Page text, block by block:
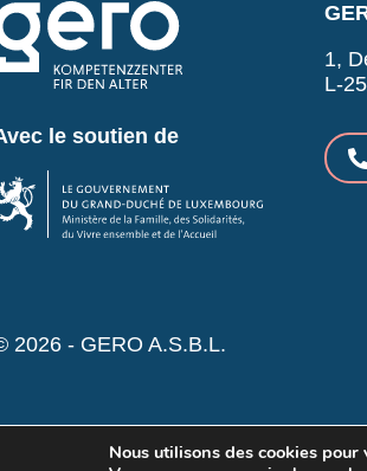
le soutien de
1,
L-
2026 - GERO A.S.B.L.
Nous utilisons des cookies